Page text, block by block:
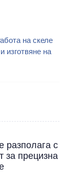
на скеле
изготвяне на
разполага с
за прецизна